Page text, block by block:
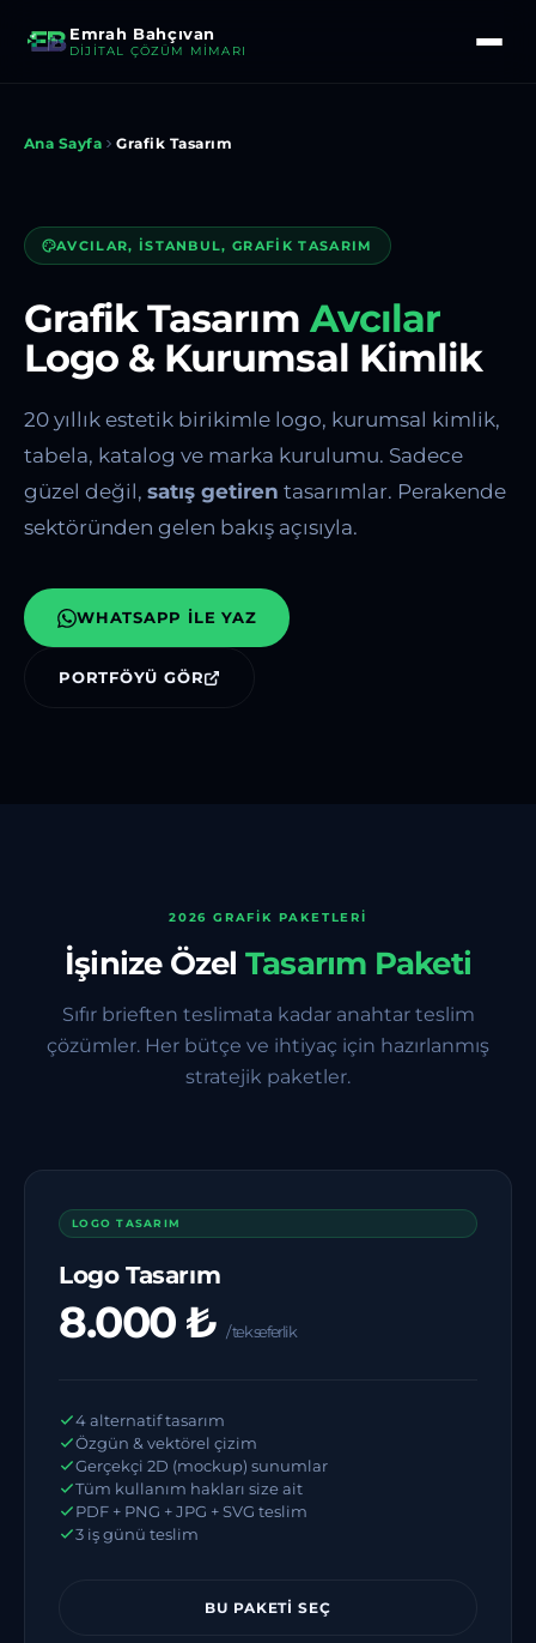
Emrah Bahçıvan
DIJITAL ÇÖZÜM MIMARI
Ana Sayfa Grafik Tasarım
AVCILAR, İSTANBUL, GRAFIK TASARIM
Grafik Tasarım Avcılar
Logo & Kurumsal Kimlik
20 yıllık estetik birikimle logo, kurumsal kimlik,
tabela, katalog ve marka kurulumu. Sadece
güzel değil, satış getiren tasarımlar. Perakende
sektöründen gelen bakış açısıyla.
WHATSAPP ILE YAZ
PORTFÖYÜ GÖR
2026 GRAFIK PAKETLERI
İşinize Özel Tasarım Paketi
Sıfır brieften teslimata kadar anahtar teslim
çözümler. Her bütçe ve ihtiyaç için hazırlanmış
stratejik paketler.
LOGO TASARIM
Logo Tasarım
8.000 ₺/ tek seferlik
4 alternatif tasarım
Özgün & vektörel çizim
Gerçekçi 2D (mockup) sunumlar
Tüm kullanım hakları size ait
PDF + PNG + JPG + SVG teslim
3 iş günü teslim
BU PAKETI SEÇ